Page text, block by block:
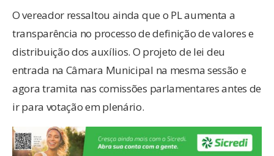
O vereador ressaltou ainda que o PL aumenta a
transparência no processo de definição de valores e
distribuição dos auxílios. O projeto de lei deu
entrada na Câmara Municipal na mesma sessão e
agora tramita nas comissões parlamentares antes de
ir para votação em plenário.